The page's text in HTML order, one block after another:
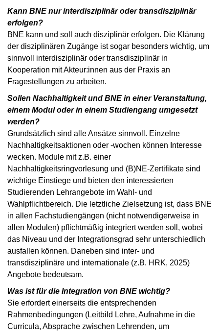
Kann BNE nur interdisziplinär oder transdisziplinär
erfolgen?
BNE kann und soll auch disziplinär erfolgen. Die Klärung
der disziplinären Zugänge ist sogar besonders wichtig, um
sinnvoll interdisziplinär oder transdisziplinär in
Kooperation mit Akteur:innen aus der Praxis an
Fragestellungen zu arbeiten.
Sollen Nachhaltigkeit und BNE in einer Veranstaltung,
einem Modul oder in einem Studiengang umgesetzt
werden?
Grundsätzlich sind alle Ansätze sinnvoll. Einzelne
Nachhaltigkeitsaktionen oder -wochen können Interesse
wecken. Module mit z.B. einer
Nachhaltigkeitsringvorlesung und (B)NE-Zertifikate sind
wichtige Einstiege und bieten den interessierten
Studierenden Lehrangebote im Wahl- und
Wahlpflichtbereich. Die letztliche Zielsetzung ist, dass BNE
in allen Fachstudiengängen (nicht notwendigerweise in
allen Modulen) pflichtmäßig integriert werden soll, wobei
das Niveau und der Integrationsgrad sehr unterschiedlich
ausfallen können. Daneben sind inter- und
transdisziplinäre und internationale (z.B. HRK, 2025)
Angebote bedeutsam.
Was ist für die Integration von BNE wichtig?
Sie erfordert einerseits die entsprechenden
Rahmenbedingungen (Leitbild Lehre, Aufnahme in die
Curricula, Absprache zwischen Lehrenden, um